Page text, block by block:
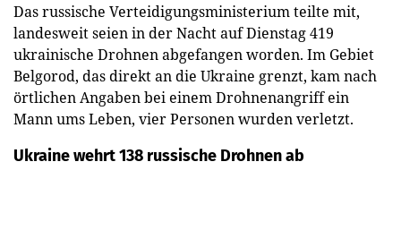
Das russische Verteidigungsministerium teilte mit,
landesweit seien in der Nacht auf Dienstag 419
ukrainische Drohnen abgefangen worden. Im Gebiet
Belgorod, das direkt an die Ukraine grenzt, kam nach
örtlichen Angaben bei einem Drohnenangriff ein
Mann ums Leben, vier Personen wurden verletzt.
Ukraine wehrt 138 russische Drohnen ab